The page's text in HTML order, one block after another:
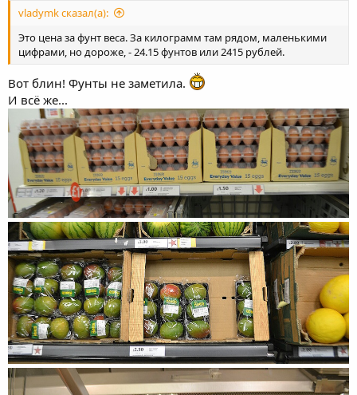
vladymk сказал(а):
Это цена за фунт веса. За килограмм там рядом, маленькими
цифрами, но дороже, - 24.15 фунтов или 2415 рублей.
Вот блин! Фунты не заметила.
И всё же...